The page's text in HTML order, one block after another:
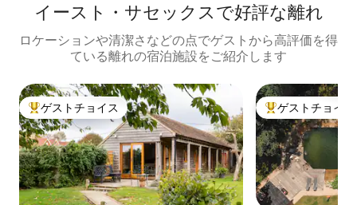
イースト・サセックスで好評な離れ
ロケーションや清潔さなどの点でゲストから高評価を得
ている離れの宿泊施設をご紹介します
大好評のゲストチョイスです。
ゲストチョイス 大好評のゲスト
ゲストチョイス